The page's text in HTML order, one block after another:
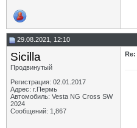
29.08.2021, 12:10
Sicilla
Продвинутый
Регистрация: 02.01.2017
Адрес: г.Пермь
Автомобиль: Vesta NG Cross SW
2024
Сообщений: 1,867
Re: